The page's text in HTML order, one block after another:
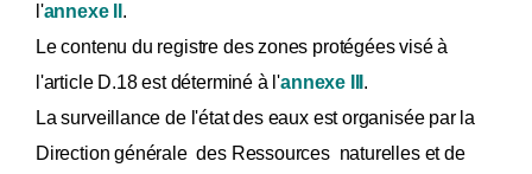
l'annexe II .
Le contenu du registre des zones protégées visé à
l'article D.18 est déterminé à l'annexe III .
La surveillance de l'état des eaux est organisée par la
Direction générale des Ressources naturelles et de